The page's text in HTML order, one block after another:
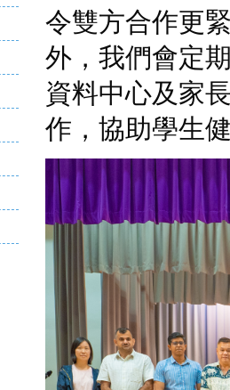
令雙方合作更
外，我們會定
資料中心及家
作，協助學生